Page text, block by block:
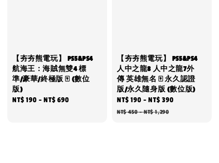
【夯夯熊電玩】 PS5&PS4
航海王：海賊無雙4 標
準/豪華/終極版 🀄 (數位
版)
Regular
NT$ 190 -NT$ 690
【夯夯熊電玩】 PS5&PS4
人中之龍8 人中之龍7外
傳 英雄無名 🀄 永久認證
版/永久隨身版 (數位版)
Sale
price
NT$ 190 -NT$ 390
NT$ 450-NT$ 1,290